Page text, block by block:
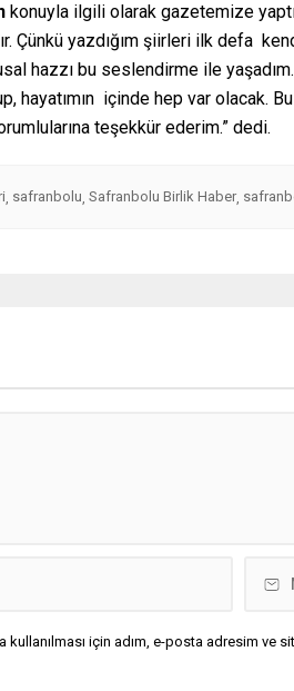
konuyla ilgili olarak gazetemize
Çünkü yazdığım şiirleri ilk defa
hazzı bu seslendirme ile
hayatımın içinde hep var olacak.
teşekkür ederim.” dedi.
, safranbolu, Safranbolu Birlik Haber,
kullanılması için adım, e-posta adresim ve